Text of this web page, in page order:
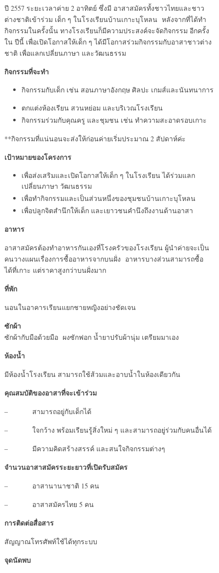
ปี 2557 ระยะเวลาค่าย 2 อาทิตย์ ซึ่งมี อาสาสมัครทั้งชาวไทยและชาว
ต่างชาติเข้าร่วม เด็ก ๆ ในโรงเรียนบ้านเกาะบุโหลน หลังจากที่ได้ทำ
กิจกรรมในครั้งนั้น ทางโรงเรียนก็มีความประสงค์จะจัดกิจกรรม อีกครั้ง
ใน ปีนี้ เพื่อเปิดโอกาสให้เด็ก ๆ ได้มีโอกาสร่วมกิจกรรมกับอาสาชาวต่าง
ชาติ เพื่อแลกเปลี่ยนภาษา และวัฒนธรรม
กิจกรรมที่จะทำ
กิจกรรมกับเด็ก เช่น สอนภาษาอังกฤษ ศิลปะ เกมส์และนันทนาการ
ตกแต่งห้องเรียน สวนหย่อม และบริเวณโรงเรียน
กิจกรรมร่วมกับคุณครู และชุมชน เช่น ทำความสะอาดรอบเกาะ
**กิจกรรมที่แน่นอนจะส่งให้ก่อนค่ายเริ่มประมาณ 2 สัปดาห์ค่ะ
เป้าหมายของโครงการ
เพื่อส่งเสริมและเปิดโอกาสให้เด็ก ๆ ในโรงเรียน ได้ร่วมแลก
เปลี่ยนภาษา วัฒนธรรม
เพื่อทำกิจกรรมและเป็นส่วนหนึ่งของชุมชนบ้านเกาะบุโหลน
เพื่อปลูกจิตสำนึกให้เด็ก และเยาวชนคำนึงถึงงานด้านอาสา
อาหาร
อาสาสมัครต้องทำอาหารกันเองที่โรงครัวของโรงเรียน ผู้นำค่ายจะเป็น
คนวางแผนเรื่องการซื้ออาหารจากบนฝั่ง อาหารบางส่วนสามารถซื้อ
ได้ที่เกาะ แต่ราคาสูงกว่าบนฝั่งมาก
ที่พัก
นอนในอาคารเรียนแยกชายหญิงอย่างชัดเจน
ซักผ้า
ซักผ้ากับมือด้วยมือ ผงซักฟอก น้ำยาปรับผ้านุ่ม เตรียมมาเอง
ห้องน้ำ
มีห้องน้ำโรงเรียน สามารถใช้ส้วมและอาบน้ำในห้องเดียวกัน
คุณสมบัติของอาสาที่จะเข้าร่วม
– สามารถอยู่กับเด็กได้
– ใจกว้าง พร้อมเรียนรู้สิ่งใหม่ ๆ และสามารถอยู่ร่วมกับคนอื่นได้
– มีความคิดสร้างสรรค์ และสนใจกิจกรรมต่างๆ
จำนวนอาสาสมัครระยะยาวที่เปิดรับสมัคร
– อาสานานาชาติ 15 คน
– อาสาสมัครไทย 5 คน
การติดต่อสื่อสาร
สัญญาณโทรศัพท์ใช้ได้ทุกระบบ
จุดนัดพบ